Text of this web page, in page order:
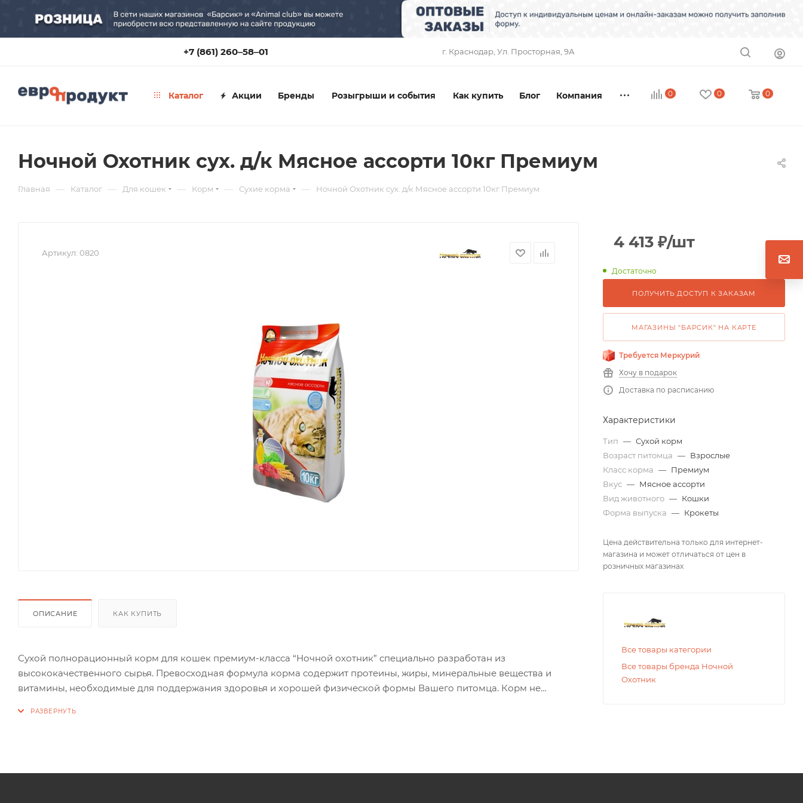
+7 (861) 260‒58‒01 г. Краснодар, ​Ул. Просторная, 9А
0 0 0
Каталог Акции Бренды Розыгрыши и события Как купить Блог Компания
Ночной Охотник сух. д/к Мясное ассорти 10кг Премиум
Главная — Каталог — Для кошек — Корм — Сухие корма — Ночной Охотник сух. д/к Мясное ассорти 10кг Премиум
Артикул: 0820
ОПИСАНИЕ КАК КУПИТЬ
Сухой полнорационный корм для кошек премиум-класса “Ночной охотник” специально разработан из
высококачественного сырья. Превосходная формула корма содержит протеины, жиры, минеральные вещества и
витамины, необходимые для поддержания здоровья и хорошей физической формы Вашего питомца. Корм не
4 413 ₽/шт
Достаточно
ПОЛУЧИТЬ ДОСТУП К ЗАКАЗАМ
МАГАЗИНЫ "БАРСИК" НА КАРТЕ
Требуется Меркурий
Хочу в подарок
Доставка по расписанию
Характеристики
Тип — Сухой корм
Возраст питомца — Взрослые
Класс корма — Премиум
Вкус — Мясное ассорти
Вид животного — Кошки
Форма выпуска — Крокеты
Цена действительна только для интернет-
магазина и может отличаться от цен в
розничных магазинах
Все товары категории
Все товары бренда Ночной
Охотник